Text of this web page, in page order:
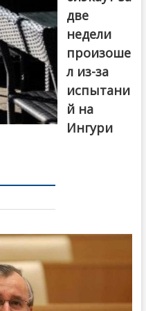
две
недели
произоше
л из-за
испытани
й на
Ингури